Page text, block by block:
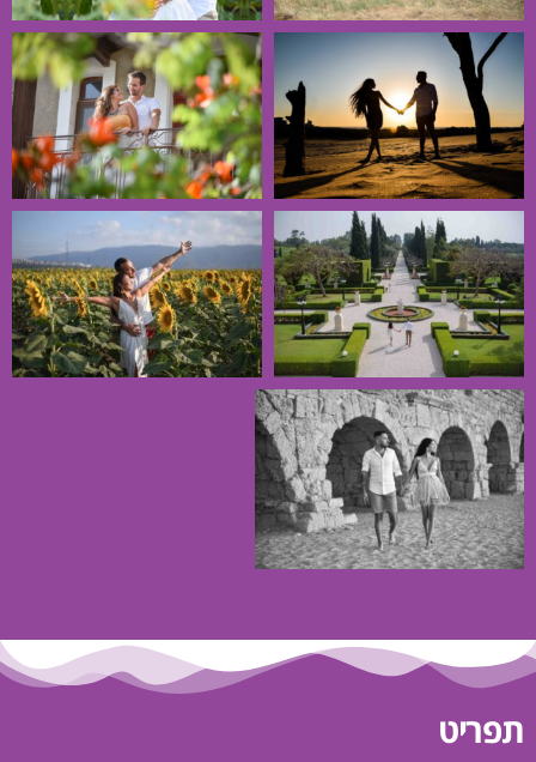
תפריט